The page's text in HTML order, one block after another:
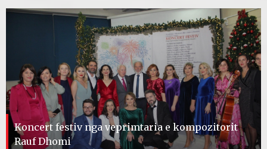
Koncert festiv nga veprimtaria e kompozitorit
Rauf Dhomi